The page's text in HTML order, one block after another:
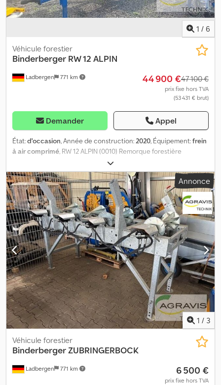
1 / 6
Ladbergen 771 km
Véhicule forestier
Binderberger RW 12 ALPIN
44 900 €47 100 €
prix fixe hors TVA
(53 431 € brut)
Demander Appel
État:d'occasion, Année de construction:2020, Équipement:frein
à air comprimé, RW 12 ALPIN (0010) Remorque forestière
Binderberger RW 12 Alpin (0020) avec grue BK 4070 (0030)
Stabilisation en A, 3,1 m (0040) Timon pivotant hydraulique, fixation
basse (0050) Plateforme debout sur le timon (0060) Frein
pneumatique double circuit, 4 roues, avec ressort accumulateur
(0070) Pneus 550/45-22,5 PR14, 8 trous (0080) Attelage
Scharmüller K80, charge d’appui 3 t (0090) Éclairage LED
conforme au StVZO (0100) Étais en aluminium, 1200 mm (0110)
Étais en aluminium, 1200 mm de long pour la 4ème paire (0120)
Pied de support mécanique (petit, deux niveaux) (0130) 40 km/h
(0140) Commande mécanique à levier transversal avec fonction
rotative (0150) Précommande hydraulique avec fonction
électrique (0160) Grappin à bois GZ Cedpfx Aqow Irrysxoha (0170)
Rotateur 4,5 t, bride, flexibles internes (0180) Fonction
hydraulique supplémentaire (0190) Treuil à câble télécommandé,
35 m, force de traction 1500 kg, câble 6 mm (0200) Phare de
travail LED, monté sur le bras principal (0210) Arbre de
transmission BG4, 1010 mm (0220) Contrôle technique de la grue
Annonce
1 / 3
Ladbergen 771 km
Véhicule forestier
BinderbergerZUBRINGERBOCK
6 500 €
prix fixe hors TVA